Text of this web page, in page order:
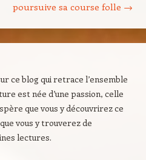
poursuive sa course folle →
ce blog qui retrace l’ensemble
est née d’une passion, celle
que vous y découvrirez ce
vous y trouverez de
lectures.